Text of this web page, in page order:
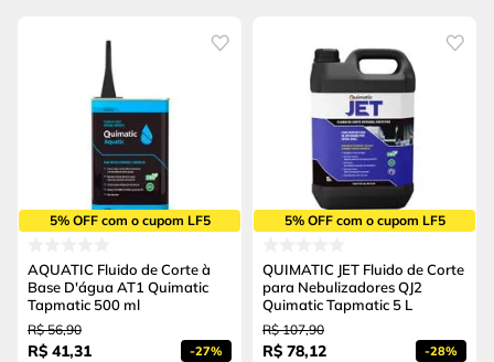
5% OFF com o cupom LF5
AQUATIC Fluido de Corte à
Base D'água AT1 Quimatic
Tapmatic 500 ml
R$ 56,90
R$ 41,31 -27%
5% OFF com o cupom LF5
QUIMATIC JET Fluido de Corte
para Nebulizadores QJ2
Quimatic Tapmatic 5 L
R$ 107,90
R$ 78,12 -28%